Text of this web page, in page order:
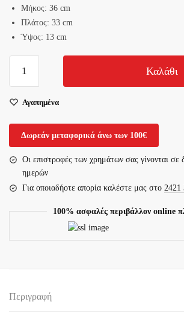
Μήκος: 36 cm
Πλάτος: 33 cm
Ύψος: 13 cm
Υποστήριγμα
Durable
Cushion
ποσότητα
Καλάθι
Αγαπημένα
Δωρεάν μεταφορικά άνω των 100€
Οι επιστροφές των χρημάτων σας γίνονται σε
ημερών
Για οποιαδήοτε απορία καλέστε μας στο 2421
100% ασφαλές περιβάλλον online
Περιγραφή